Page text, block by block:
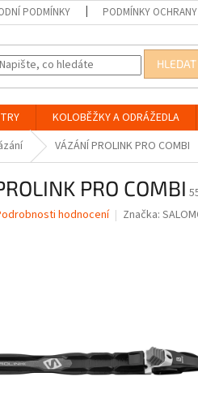
PODMÍNKY PODMÍNKY
HLEDAT
KOLOBĚŽKY A ODRÁŽEDLA
VÁZÁNÍ PROLINK PRO COMBI
PRO COMBI
hodnocení Značka: